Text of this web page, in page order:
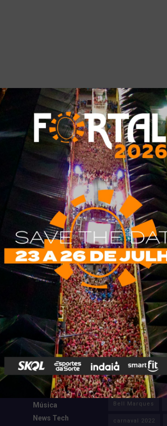
Marketing E
Negócios
Música
News Tech
Tags
Anitta Axé
Bell Marques
carnaval 2022